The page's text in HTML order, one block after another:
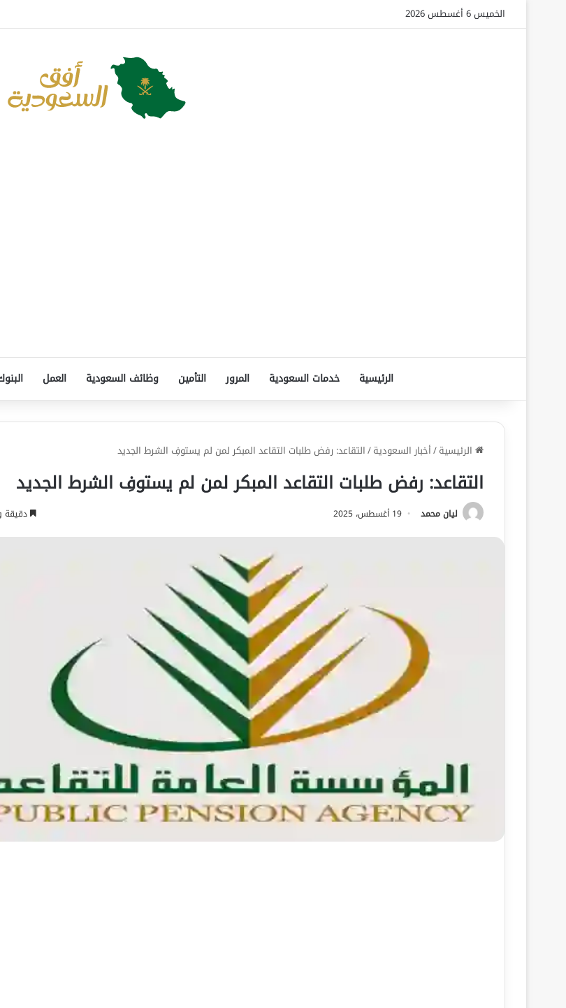
الخميس 6 أغسطس 2026
الرئيسية خدمات السعودية المرور التأمين وظائف السعودية العمل
الرئيسية/أخبار السعودية/التقاعد: رفض طلبات التقاعد المبكر لمن لم يستوفِ الشرط الجديد
التقاعد: رفض طلبات التقاعد المبكر لمن لم يستوفِ الشرط الجديد
ليان محمد 19 أغسطس، 2025 دقيقة